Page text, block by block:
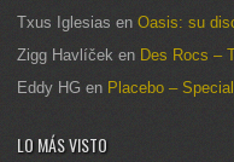
Txus Iglesias en Oasis: su
Zigg Havlíček en Des Rocs –
Eddy HG en Placebo –
LO MÁS VISTO